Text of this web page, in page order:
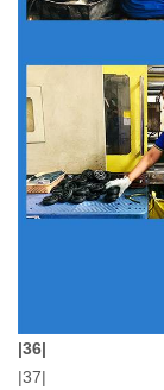
|36|
|37|